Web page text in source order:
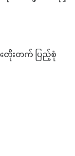
ားတိုးတက် ပြည့်စုံ